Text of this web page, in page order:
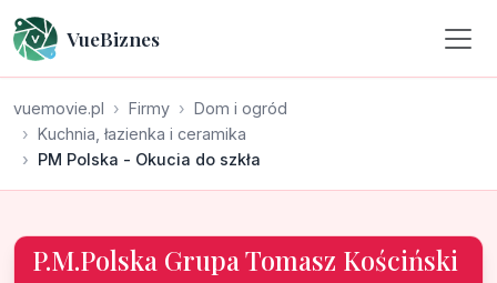
VueBiznes
vuemovie.pl Firmy
Dom i ogród
Kuchnia, łazienka i ceramika
PM Polska - Okucia do szkła
P.M.Polska Grupa Tomasz Kościński